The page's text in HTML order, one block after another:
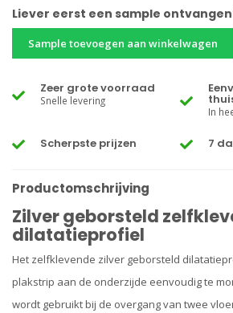
Liever eerst een sample
Sample toevoegen aan winkelwagen
Zeer grote voorraad
Snelle levering
In
Scherpste prijzen 7
Productomschrijving
Zilver geborsteld
dilatatieprofiel
Het zelfklevende zilver geborsteld
plakstrip aan de onderzijde eenvoudig te
wordt gebruikt bij de overgang van twee